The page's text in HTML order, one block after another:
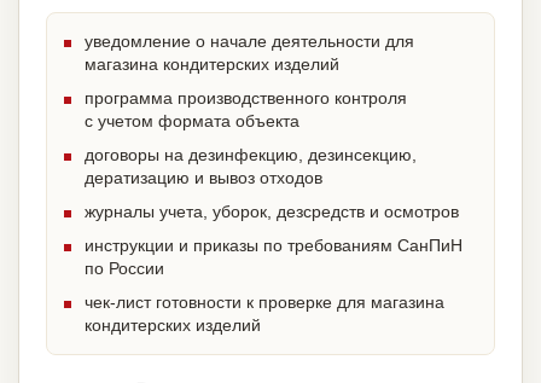
уведомление о начале деятельности для
магазина кондитерских изделий
программа производственного контроля
с учетом формата объекта
договоры на дезинфекцию, дезинсекцию,
дератизацию и вывоз отходов
журналы учета, уборок, дезсредств и осмотров
инструкции и приказы по требованиям СанПиН
по России
чек-лист готовности к проверке для магазина
кондитерских изделий